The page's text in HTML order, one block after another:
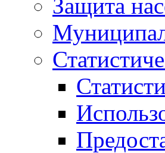
Защита